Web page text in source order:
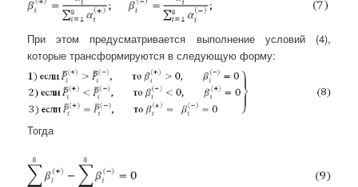
При этом предусматривается выполнение условий (4),
которые трансформируются в следующую форму:
Тогда